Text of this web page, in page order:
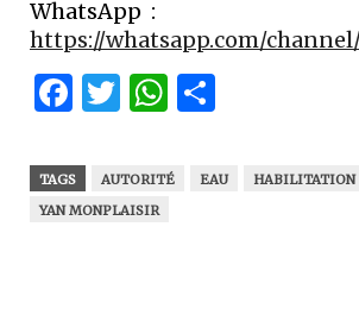
WhatsApp :
https://whatsapp.com/
Facebook
Twitter
WhatsApp
TAGS AUTORITÉ EAU HABILITATION
YAN MONPLAISIR